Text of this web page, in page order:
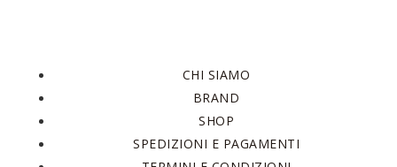
CHI SIAMO
BRAND
SHOP
SPEDIZIONI E PAGAMENTI